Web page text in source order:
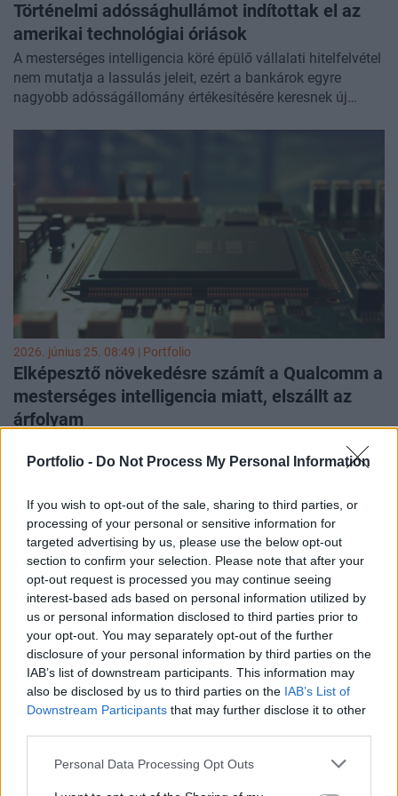
Portfolio - Do Not Process My Personal Information
If you wish to opt-out of the sale, sharing to third parties, or
processing of your personal or sensitive information for
targeted advertising by us, please use the below opt-out
section to confirm your selection. Please note that after your
opt-out request is processed you may continue seeing
interest-based ads based on personal information utilized by
us or personal information disclosed to third parties prior to
your opt-out. You may separately opt-out of the further
disclosure of your personal information by third parties on the
IAB’s list of downstream participants. This information may
also be disclosed by us to third parties on the IAB’s List of
Downstream Participants that may further disclose it to other
Personal Data Processing Opt Outs
Történelmi adóssághullámot indítottak el az
amerikai technológiai óriások
A mesterséges intelligencia köré épülő vállalati hitelfelvétel
nem mutatja a lassulás jeleit, ezért a bankárok egyre
nagyobb adósságállomány értékesítésére keresnek új
formák is egyre nagyobb teret nyernek.
2026. június 25. 08:49 | Portfolio
Elképesztő növekedésre számít a Qualcomm a
mesterséges intelligencia miatt, elszállt az
árfolyam
A Qualcomm részvényei 13 százalékot ugrottak a szerdai
tőzsdei zárás utáni kereskedésben, miután a chipgyártó
A vállalat várakozásai szerint a 2029-es pénzügyi évre a
nem mobiltelefonokból származó bevétele eléri majd a 40
milliárd dollárt, ami komoly növekedés a korábban jelzett
22 milliárd dollárhoz képest - írta aCnbc.
2026. június 23. 08:23 | Portfolio
Riadót fújtak az EU legnagyobb autógyártói